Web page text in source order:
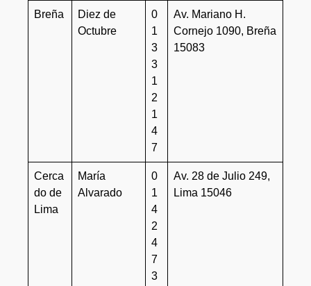
Breña
Diez de
Octubre
0
1
3
3
1
2
1
4
7
Av. Mariano H.
Cornejo 1090, Breña
15083
Cerca
do de
Lima
María
Alvarado
0
1
4
2
4
7
3
Av. 28 de Julio 249,
Lima 15046